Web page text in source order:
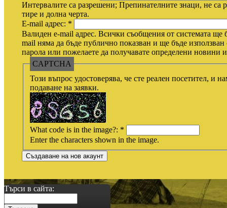
Интервалите са разрешени; Препинателните знаци, не са
тире и долна черта.
E-mail адрес: *
Валиден e-mail адрес. Всички съобщения от системата ще
mail няма да бъде публично показван и ще бъде използван
парола или пожелаете да получавате определени новини
CAPTCHA
Този въпрос удостоверява, че сте реален посетител, и
подаване на заявки.
What code is in the image?: *
Enter the characters shown in the image.
Търси в сайта: